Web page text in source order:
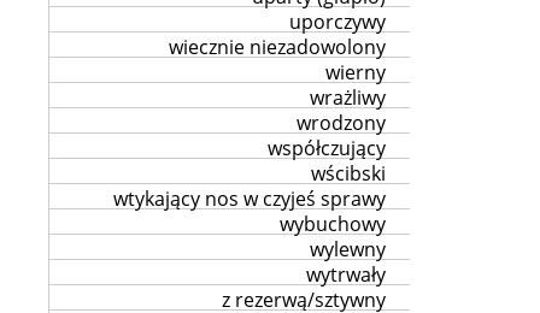
uporczywy
wiecznie niezadowolony
wierny
wrażliwy
wrodzony
współczujący
wścibski
wtykający nos w czyjeś sprawy
wybuchowy
wylewny
wytrwały
z rezerwą/sztywny